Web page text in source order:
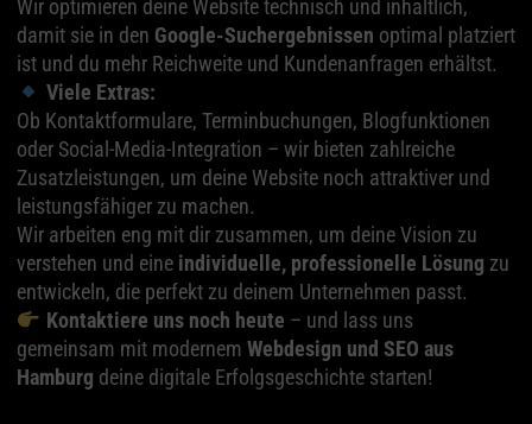
Wir optimieren deine Website technisch und inhaltlich,
damit sie in den Google-Suchergebnissen optimal platziert
ist und du mehr Reichweite und Kundenanfragen erhältst.
Viele Extras:
Ob Kontaktformulare, Terminbuchungen, Blogfunktionen
oder Social-Media-Integration – wir bieten zahlreiche
Zusatzleistungen, um deine Website noch attraktiver und
leistungsfähiger zu machen.
Wir arbeiten eng mit dir zusammen, um deine Vision zu
verstehen und eine individuelle, professionelle Lösung zu
entwickeln, die perfekt zu deinem Unternehmen passt.
Kontaktiere uns noch heute – und lass uns
gemeinsam mit modernem Webdesign und SEO aus
Hamburg deine digitale Erfolgsgeschichte starten!